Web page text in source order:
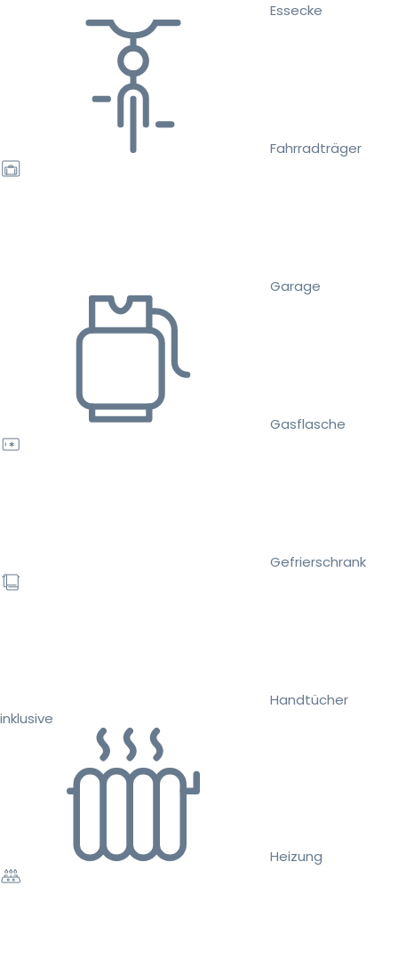
Essecke
Fahrradträger
Garage
Gasflasche
Gefrierschrank
Handtücher
inklusive
Heizung